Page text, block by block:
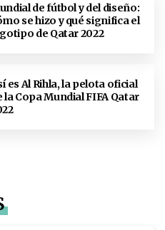
de fútbol y del diseño:
se hizo y qué significa el
de Qatar 2022
es Al Rihla, la pelota oficial
la Copa Mundial FIFA Qatar